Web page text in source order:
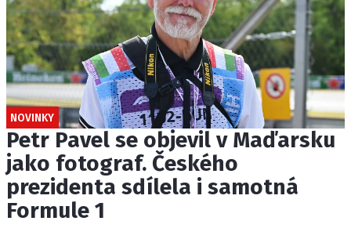
NOVINKY
Petr Pavel se objevil v Maďarsku
jako fotograf. Českého
prezidenta sdílela i samotná
Formule 1